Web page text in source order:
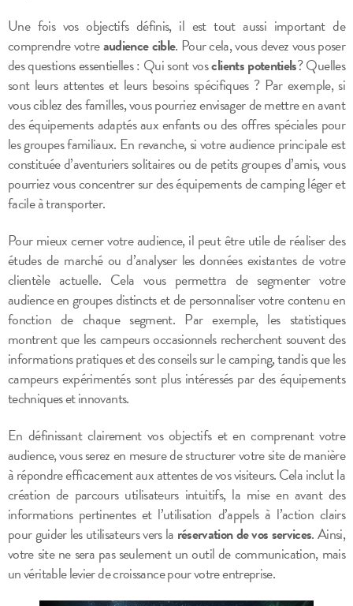
Une fois vos objectifs définis, il est tout aussi important de
comprendre votreaudience cible. Pour cela, vous devez vous poser
des questions essentielles : Qui sont vosclients potentiels? Quelles
sont leurs attentes et leurs besoins spécifiques ? Par exemple, si
vous ciblez des familles, vous pourriez envisager de mettre en avant
des équipements adaptés aux enfants ou des offres spéciales pour
les groupes familiaux. En revanche, si votre audience principale est
constituée d’aventuriers solitaires ou de petits groupes d’amis, vous
pourriez vous concentrer sur des équipements de camping léger et
facile à transporter.
Pour mieux cerner votre audience, il peut être utile de réaliser des
études de marché ou d’analyser les données existantes de votre
clientèle actuelle. Cela vous permettra de segmenter votre
audience en groupes distincts et de personnaliser votre contenu en
fonction de chaque segment. Par exemple, les statistiques
montrent que les campeurs occasionnels recherchent souvent des
informations pratiques et des conseils sur le camping, tandis que les
campeurs expérimentés sont plus intéressés par des équipements
techniques et innovants.
En définissant clairement vos objectifs et en comprenant votre
audience, vous serez en mesure de structurer votre site de manière
à répondre efficacement aux attentes de vos visiteurs. Cela inclut la
création de parcours utilisateurs intuitifs, la mise en avant des
informations pertinentes et l’utilisation d’appels à l’action clairs
pour guider les utilisateurs vers la réservation de vos services. Ainsi,
votre site ne sera pas seulement un outil de communication, mais
un véritable levier de croissance pour votre entreprise.